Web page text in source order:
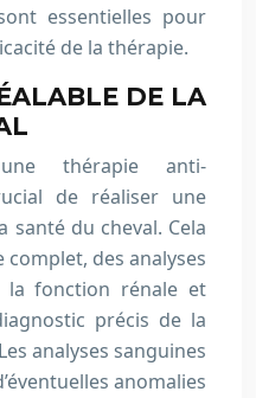
essentielles pour
de la thérapie.
DE LA
thérapie anti-
de réaliser une
santé du cheval. Cela
des analyses
la fonction rénale et
précis de la
analyses sanguines
anomalies